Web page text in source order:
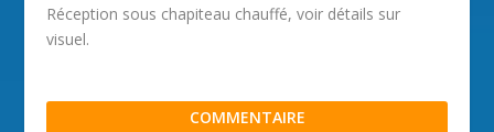
Réception sous chapiteau chauffé, voir détails sur
visuel.
COMMENTAIRE